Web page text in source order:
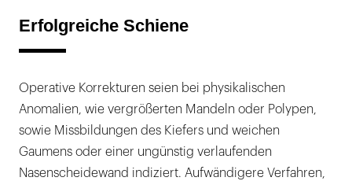
Erfolgreiche Schiene
Operative Korrekturen seien bei physikalischen
Anomalien, wie vergrößerten Mandeln oder Polypen,
sowie Missbildungen des Kiefers und weichen
Gaumens oder einer ungünstig verlaufenden
Nasenscheidewand indiziert. Aufwändigere Verfahren,